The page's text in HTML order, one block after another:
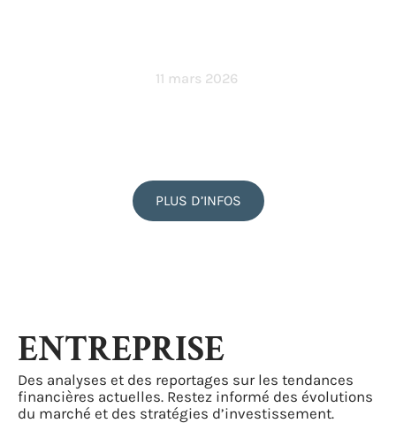
11 mars 2026
PLUS D’INFOS
ENTREPRISE
Des analyses et des reportages sur les tendances
financières actuelles. Restez informé des évolutions
du marché et des stratégies d’investissement.